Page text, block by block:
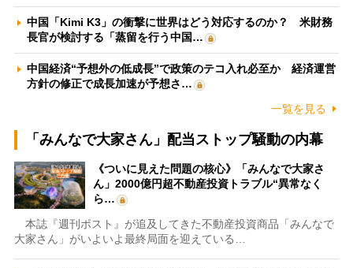
中国「Kimi K3」の衝撃に世界はどう対応するのか？ 米財務
長官が検討する「蒸留を行う中国…
中国経済“予想外の低成長”で政策のテコ入れ必至か 経済運営
方針の修正で成長加速が予想さ…
一覧を見る
「みんなで大家さん」配当ストップ騒動の内幕
《ついに見えた問題の核心》「みんなで大家さ
ん」2000億円超不動産投資トラブル“異常なく
ら…
本誌『週刊ポスト』が追及してきた不動産投資商品「みんなで
大家さん」がいよいよ最終局面を迎えている…